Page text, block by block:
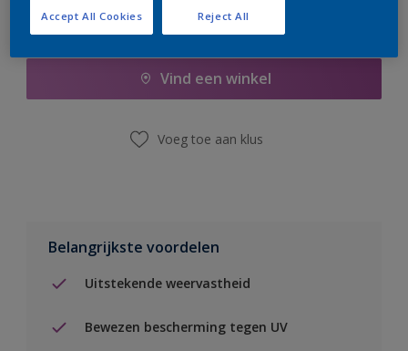
Boodschappenlijst
Vind een winkel
Voeg toe aan klus
Belangrijkste voordelen
Uitstekende weervastheid
Bewezen bescherming tegen UV
Reject All
Accept All Cookies